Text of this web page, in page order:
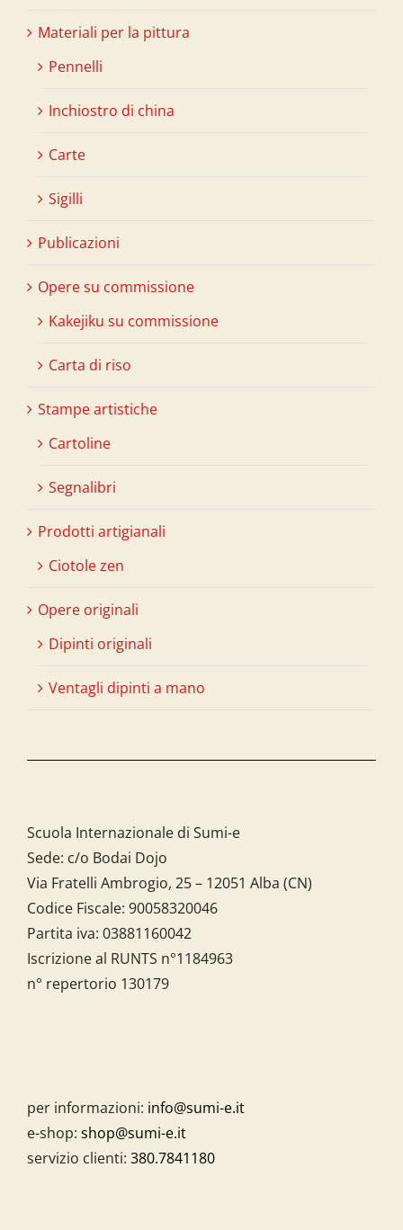
Materiali per la pittura
Pennelli
Inchiostro di china
Carte
Sigilli
Publicazioni
Opere su commissione
Kakejiku su commissione
Carta di riso
Stampe artistiche
Cartoline
Segnalibri
Prodotti artigianali
Ciotole zen
Opere originali
Dipinti originali
Ventagli dipinti a mano
Scuola Internazionale di Sumi-e
Sede: c/o Bodai Dojo
Via Fratelli Ambrogio, 25 – 12051 Alba (CN)
Codice Fiscale: 90058320046
Partita iva: 03881160042
Iscrizione al RUNTS n°1184963
n° repertorio 130179
per informazioni: info@sumi-e.it
e-shop: shop@sumi-e.it
servizio clienti: 380.7841180